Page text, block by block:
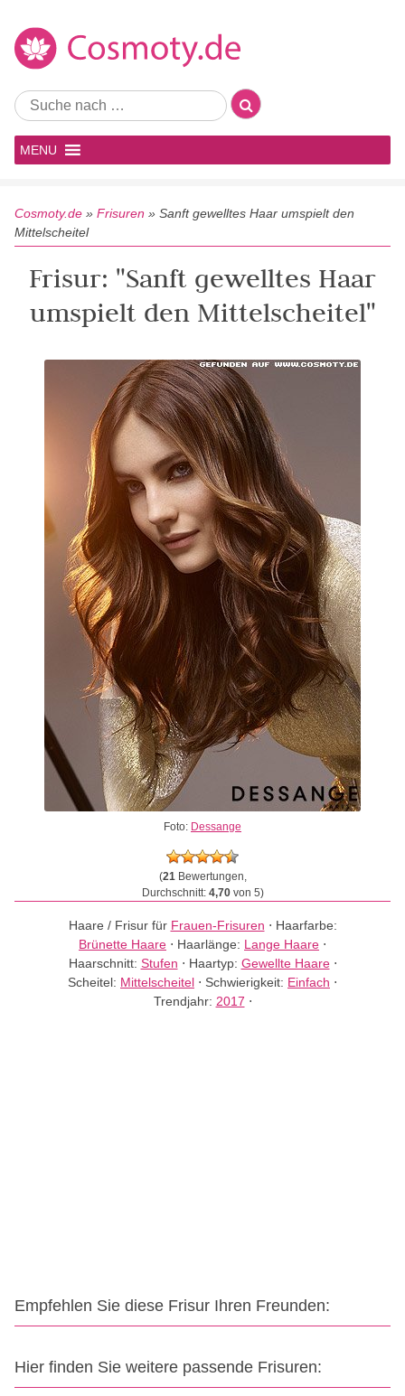
MENU
Cosmoty.de » Frisuren » Sanft gewelltes Haar umspielt den
Mittelscheitel
Frisur: "Sanft gewelltes Haar
umspielt den Mittelscheitel"
Foto: Dessange
(21Bewertungen,
Durchschnitt: 4,70von 5)
Haare / Frisur für Frauen-Frisuren ⋅ Haarfarbe:
Brünette Haare ⋅ Haarlänge: Lange Haare ⋅
Haarschnitt: Stufen ⋅ Haartyp: Gewellte Haare⋅
Scheitel: Mittelscheitel ⋅ Schwierigkeit: Einfach ⋅
Trendjahr: 2017 ⋅
Empfehlen Sie diese Frisur Ihren Freunden:
Hier finden Sie weitere passende Frisuren: